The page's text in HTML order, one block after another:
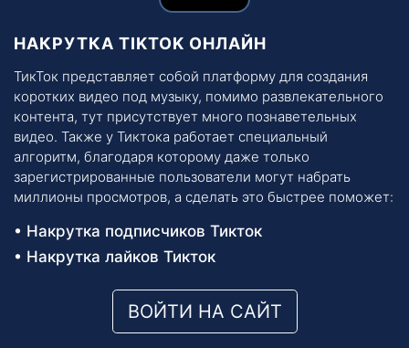
НАКРУТКА TIKTOK ОНЛАЙН
ТикТок представляет собой платформу для создания
коротких видео под музыку, помимо развлекательного
контента, тут присутствует много познаветельных
видео. Также у Тиктока работает специальный
алгоритм, благодаря которому даже только
зарегистрированные пользователи могут набрать
миллионы просмотров, а сделать это быстрее поможет:
Накрутка подписчиков Тикток
Накрутка лайков Тикток
ВОЙТИ НА САЙТ